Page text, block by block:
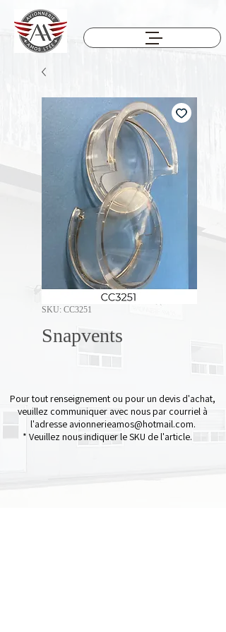
SKU: CC3251
Snapvents
Pour tout renseignement ou pour un devis d'achat,
veuillez communiquer avec nous par courriel à
l'adresse avionnerieamos@hotmail.com.
* Veuillez nous indiquer le SKU de l'article.